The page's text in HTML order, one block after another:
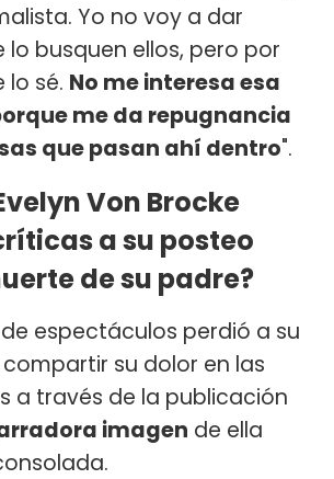
Yo no voy a dar
lo busquen ellos, pero por
lo sé. No me interesa esa
me da repugnancia
que pasan ahí dentro".
Von Brocke
a su posteo
de su padre?
espectáculos perdió a su
su dolor en las
a través de la publicación
imagen de ella